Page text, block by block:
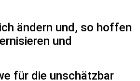
ändern und, so hoffen
und
für die unschätzbar